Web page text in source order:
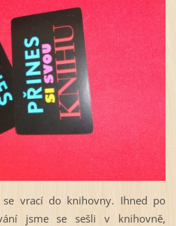
se vrací do knihovny. Ihned po
jsme se sešli v knihovně,